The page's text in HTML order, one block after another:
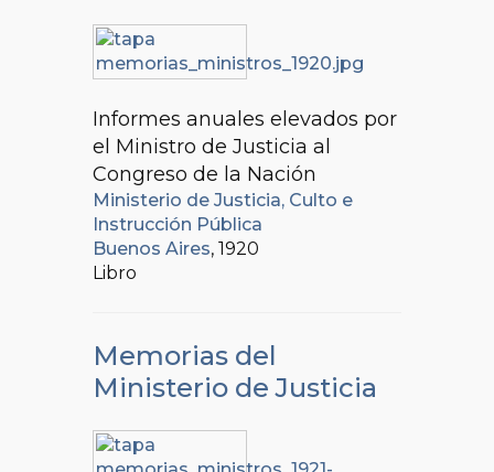
Informes anuales elevados por
el Ministro de Justicia al
Congreso de la Nación
Ministerio de Justicia, Culto e
Instrucción Pública
Buenos Aires, 1920
Libro
Memorias del
Ministerio de Justicia